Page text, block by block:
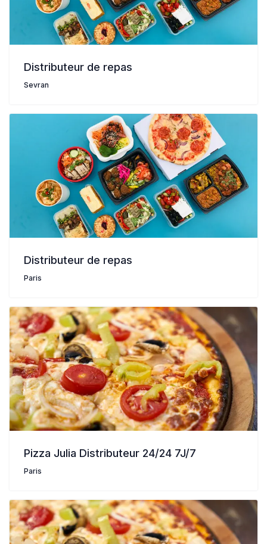
Distributeur de repas
Sevran
Distributeur de repas
Paris
Pizza Julia Distributeur 24/24 7J/7
Paris